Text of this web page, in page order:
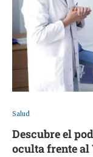
Salud
Descubre el
oculta frente